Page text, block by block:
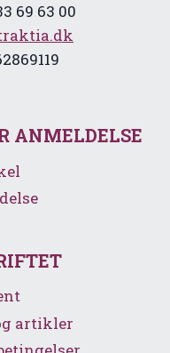
69 63 00
ANMELDELSE
artikler